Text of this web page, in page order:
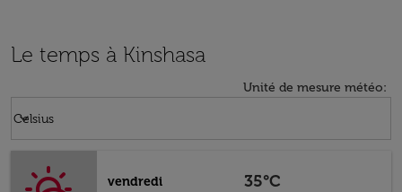
Le temps à Kinshasa
Unité de mesure météo:
Celsius
keyboard_arrow_down
vendredi
35°C